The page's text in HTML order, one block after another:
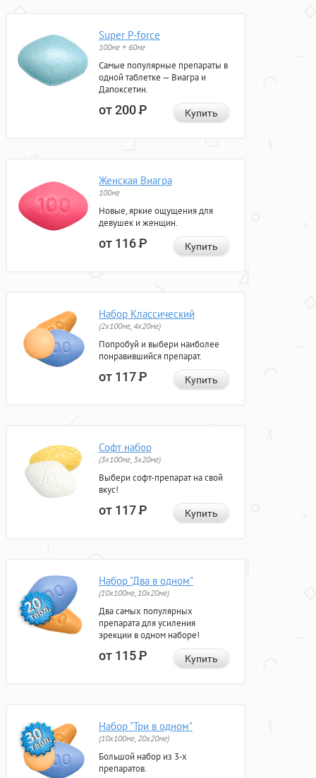
Super P-force
100мг + 60мг
Самые популярные препараты в
одной таблетке — Виагра и
Дапоксетин.
от 200Р Купить
Женская Виагра
100мг
Новые, яркие ощущения для
девушек и женщин.
от 116Р Купить
Набор Классический
(2x100мг, 4x20мг)
Попробуй и выбери наиболее
понравившийся препарат.
от 117Р Купить
Софт набор
(3x100мг, 3x20мг)
Выбери софт-препарат на свой
вкус!
от 117Р Купить
Набор "Два в одном"
(10x100мг, 10x20мг)
Два самых популярных
препарата для усиления
эрекции в одном наборе!
от 115Р Купить
Набор "Три в одном"
(10x100мг, 20x20мг)
Большой набор из 3-х
препаратов.